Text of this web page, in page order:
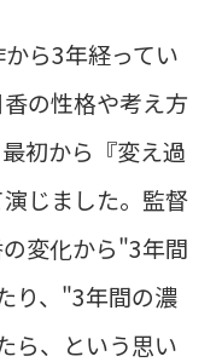
ら3年経ってい
の性格や考え方
初から『変え過
じました。監督
変化から"3年間
り、"3年間の濃
ら、という思い